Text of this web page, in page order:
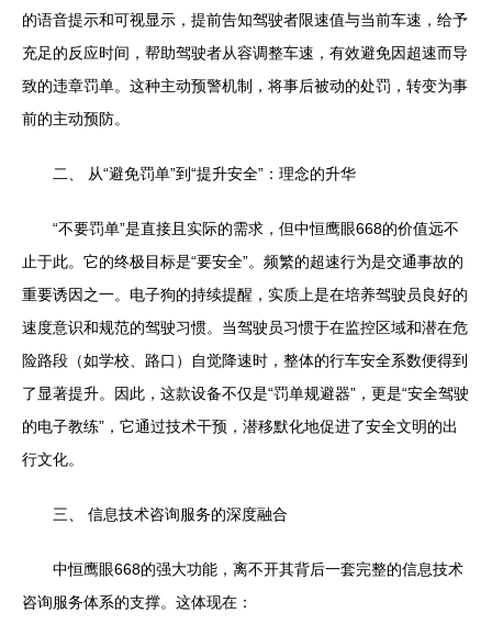
的语音提示和可视显示，提前告知驾驶者限速值与当前车速，给予
充足的反应时间，帮助驾驶者从容调整车速，有效避免因超速而导
致的违章罚单。这种主动预警机制，将事后被动的处罚，转变为事
前的主动预防。
二、 从“避免罚单”到“提升安全”：理念的升华
“不要罚单”是直接且实际的需求，但中恒鹰眼668的价值远不
止于此。它的终极目标是“要安全”。频繁的超速行为是交通事故的
重要诱因之一。电子狗的持续提醒，实质上是在培养驾驶员良好的
速度意识和规范的驾驶习惯。当驾驶员习惯于在监控区域和潜在危
险路段（如学校、路口）自觉降速时，整体的行车安全系数便得到
了显著提升。因此，这款设备不仅是“罚单规避器”，更是“安全驾驶
的电子教练”，它通过技术干预，潜移默化地促进了安全文明的出
行文化。
三、 信息技术咨询服务的深度融合
中恒鹰眼668的强大功能，离不开其背后一套完整的信息技术
咨询服务体系的支撑。这体现在：